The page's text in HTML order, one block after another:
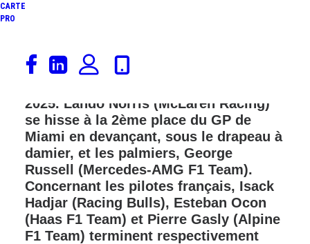
CARTE
PRO
Oscar Piastri (McLaren Racing)
remporte la 6ème manche du
2025. Lando Norris (McLaren Racing)
se hisse à la 2ème place du GP de
Miami en devançant, sous le drapeau à
damier, et les palmiers, George
Russell (Mercedes-AMG F1 Team).
Concernant les pilotes français, Isack
Hadjar (Racing Bulls), Esteban Ocon
(Haas F1 Team) et Pierre Gasly (Alpine
F1 Team) terminent respectivement